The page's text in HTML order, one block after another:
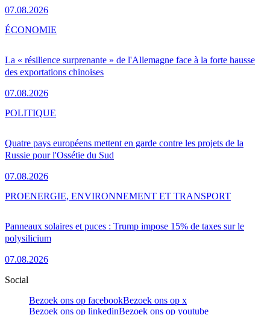
07.08.2026
La « résilience surprenante » de l'Allemagne face à la forte hausse
des exportations chinoises
07.08.2026
ÉCONOMIE
Quatre pays européens mettent en garde contre les projets de la
Russie pour l'Ossétie du Sud
07.08.2026
POLITIQUE
Panneaux solaires et puces : Trump impose 15% de taxes sur le
polysilicium
07.08.2026
PROENERGIE, ENVIRONNEMENT ET TRANSPORT
Social
Bezoek ons op facebookBezoek ons op x
Bezoek ons op linkedinBezoek ons op youtube